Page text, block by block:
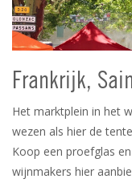
Frankrijk,
Het marktplein in het
wezen als hier de
Koop een proefglas
wijnmakers hier